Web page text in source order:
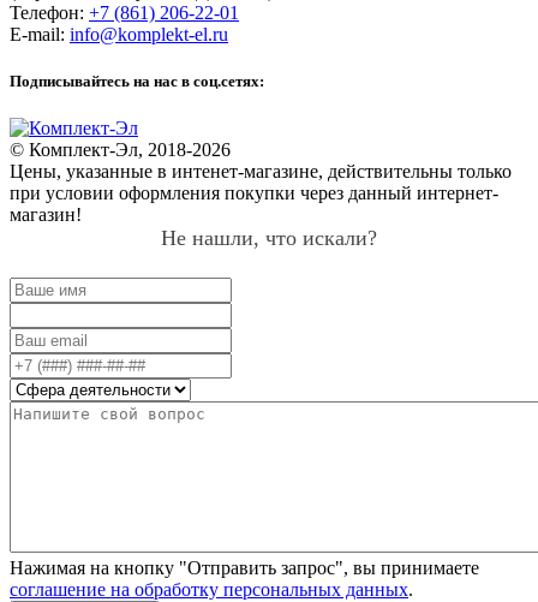
Телефон: +7 (861) 206-22-01
E-mail: info@komplekt-el.ru
Подписывайтесь на нас в соц.сетях:
© Комплект-Эл, 2018-2026
Цены, указанные в интенет-магазине, действительны только
при условии оформления покупки через данный интернет-
магазин!
Не нашли, что искали?
Нажимая на кнопку "Отправить запрос", вы принимаете
соглашение на обработку персональных данных.